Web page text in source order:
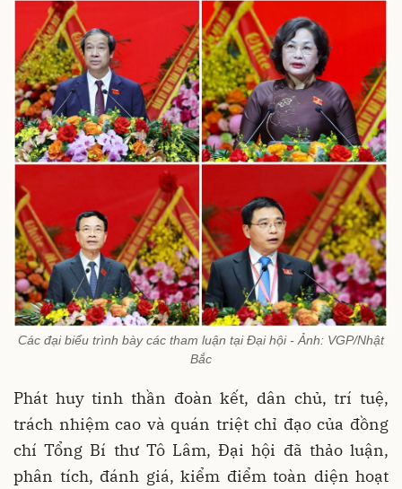
Các đại biểu trình bày các tham luận tại Đại hội - Ảnh: VGP/Nhật
Bắc
Phát huy tinh thần đoàn kết, dân chủ, trí tuệ,
trách nhiệm cao và quán triệt chỉ đạo của đồng
chí Tổng Bí thư Tô Lâm, Đại hội đã thảo luận,
phân tích, đánh giá, kiểm điểm toàn diện hoạt